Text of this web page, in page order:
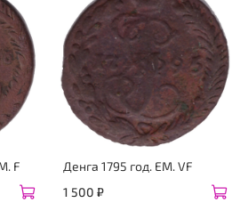
F
Денга 1795 год. ЕМ. VF
1 500 ₽